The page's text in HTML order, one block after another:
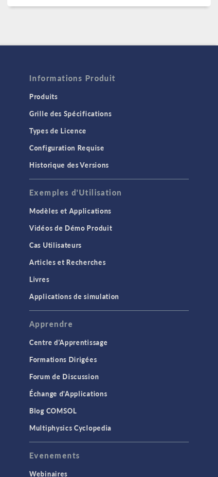
Informations Produit
Produits
Grille des Spécifications
Types de Licence
Configuration Requise
Historique des Versions
Exemples d'Utilisation
Modèles et Applications
Vidéos de Démo Produit
Cas Utilisateurs
Articles et Recherches
Livres
Applications de simulation
Apprendre
Centre d'Apprentissage
Formations Dirigées
Forum de Discussion
Échange d'Applications
Blog COMSOL
Multiphysics Cyclopedia
Evenements
Webinaires